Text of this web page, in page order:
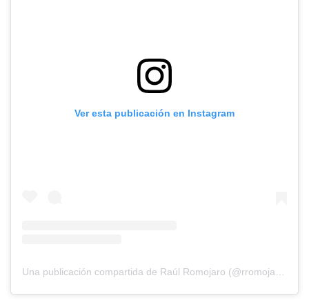
Ver esta publicación en Instagram
Una publicación compartida de Raúl Romojaro (@rromojaro)